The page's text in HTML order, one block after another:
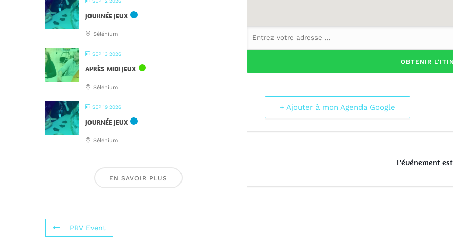
JOURNÉE JEUX
Sélénium
SEP 13 2026
APRÈS-MIDI JEUX
Sélénium
SEP 19 2026
JOURNÉE JEUX
Sélénium
EN SAVOIR PLUS
+ Ajouter à mon Agenda Google
L'événement
PRV Event